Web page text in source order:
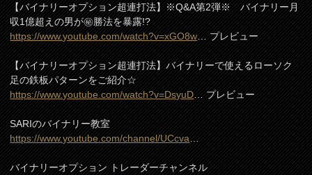
【バイナリーオプション超連打法】※Q&A第2弾※ バイナリー月
収1億超えの男が㊙勝法を暴露!?
https://www.youtube.com/watch?v=xGO8w… プレビュー
【バイナリーオプション超連打法】バイナリーで使えるローソク
足の鉄板パターンをご紹介☆
https://www.youtube.com/watch?v=DsyuD… プレビュー
SARIのバイナリー教室
https://www.youtube.com/channel/UCcva…
バイナリーオプション トレーダーチャンネル